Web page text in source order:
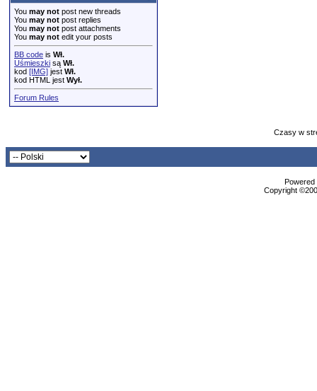
You may not post new threads
You may not post replies
You may not post attachments
You may not edit your posts
BB code is Wł.
Uśmieszki są Wł.
kod [IMG] jest Wł.
kod HTML jest Wył.
Forum Rules
Czasy w
Powered
Copyright